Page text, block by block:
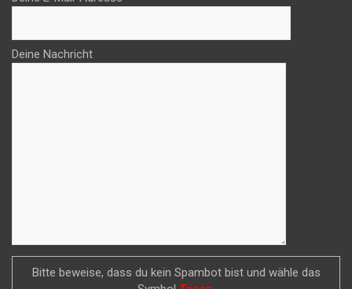
Deine Nachricht
Bitte beweise, dass du kein Spambot bist und wähle das